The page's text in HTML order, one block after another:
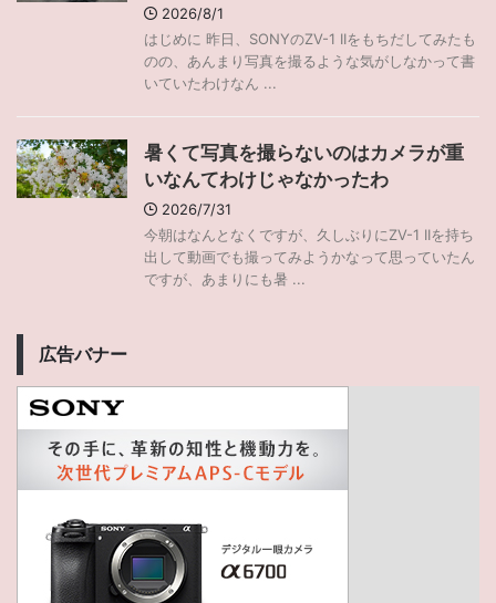
2026/8/1
はじめに 昨日、SONYのZV-1 IIをもちだしてみたも
のの、あんまり写真を撮るような気がしなかって書
いていたわけなん ...
暑くて写真を撮らないのはカメラが重
いなんてわけじゃなかったわ
2026/7/31
今朝はなんとなくですが、久しぶりにZV-1 IIを持ち
出して動画でも撮ってみようかなって思っていたん
ですが、あまりにも暑 ...
広告バナー